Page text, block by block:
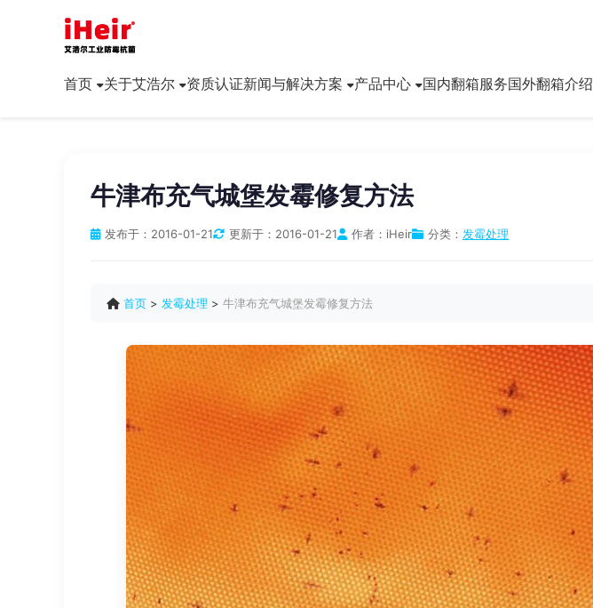
首页 关于艾浩尔 资质认证新闻与解决方案 产品中心 国内翻箱服务国外翻箱介绍
牛津布充气城堡发霉修复方法
发布于： 2016-01-21 更新于： 2016-01-21 作者： iHeir 分类： 发霉处理
首页 > 发霉处理 > 牛津布充气城堡发霉修复方法